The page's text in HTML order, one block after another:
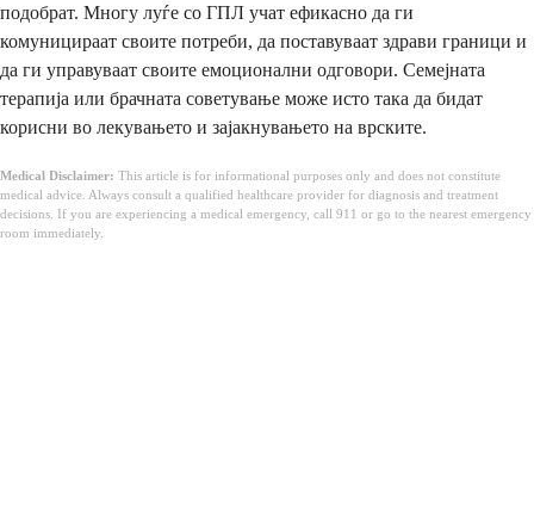
подобрат. Многу луѓе со ГПЛ учат ефикасно да ги
комуницираат своите потреби, да поставуваат здрави граници и
да ги управуваат своите емоционални одговори. Семејната
терапија или брачната советување може исто така да бидат
корисни во лекувањето и зајакнувањето на врските.
Medical Disclaimer: This article is for informational purposes only and does not constitute
medical advice. Always consult a qualified healthcare provider for diagnosis and treatment
decisions. If you are experiencing a medical emergency, call 911 or go to the nearest emergency
room immediately.